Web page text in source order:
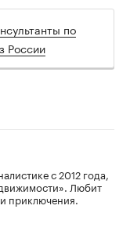
по
России
с 2012 года,
Любит
приключения.